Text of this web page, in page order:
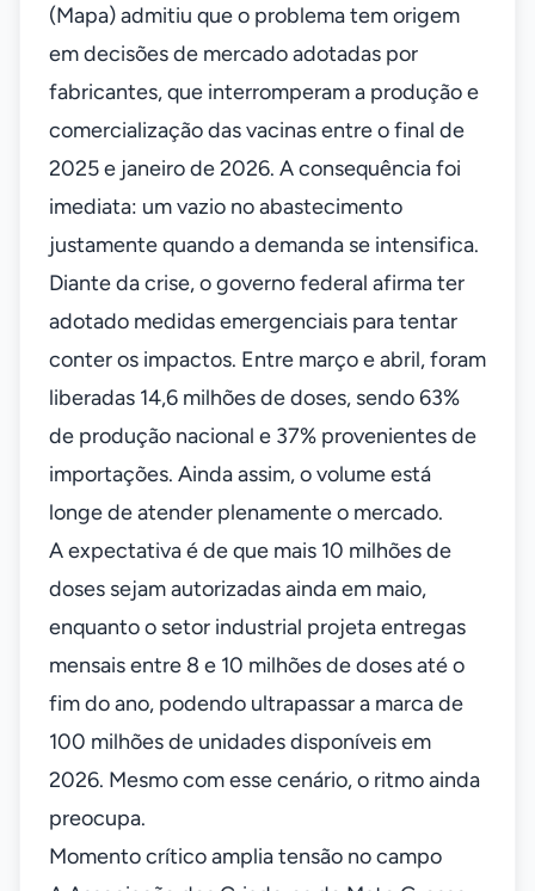
(Mapa) admitiu que o problema tem origem
em decisões de mercado adotadas por
fabricantes, que interromperam a produção e
comercialização das vacinas entre o final de
2025 e janeiro de 2026. A consequência foi
imediata: um vazio no abastecimento
justamente quando a demanda se intensifica.
Diante da crise, o governo federal afirma ter
adotado medidas emergenciais para tentar
conter os impactos. Entre março e abril, foram
liberadas 14,6 milhões de doses, sendo 63%
de produção nacional e 37% provenientes de
importações. Ainda assim, o volume está
longe de atender plenamente o mercado.
A expectativa é de que mais 10 milhões de
doses sejam autorizadas ainda em maio,
enquanto o setor industrial projeta entregas
mensais entre 8 e 10 milhões de doses até o
fim do ano, podendo ultrapassar a marca de
100 milhões de unidades disponíveis em
2026. Mesmo com esse cenário, o ritmo ainda
preocupa.
Momento crítico amplia tensão no campo